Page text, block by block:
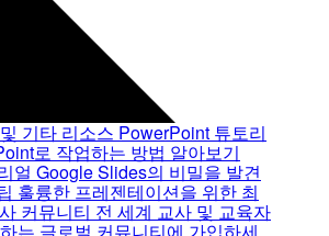
기타 리소스 PowerPoint 튜토리
로 작업하는 방법 알아보기
얼 Google Slides의 비밀을 발견
훌륭한 프레젠테이션을 위한 최
커뮤니티 전 세계 교사 및 교육자